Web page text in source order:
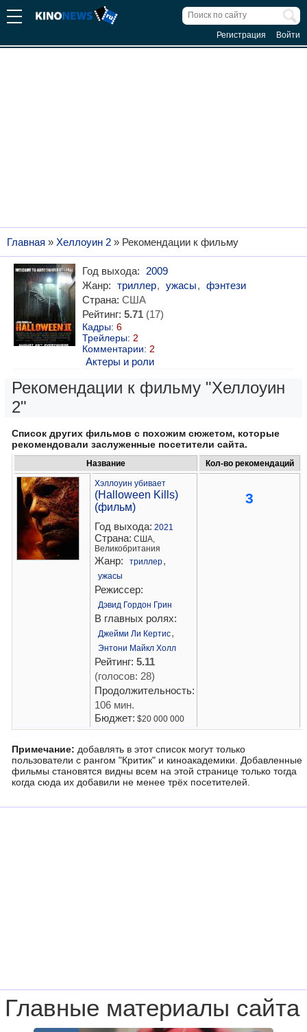
Регистрация Войти
Главная » Хеллоуин 2 » Рекомендации к фильму
Год выхода:
2009
Жанр: триллер, ужасы, фэнтези
Страна: США
Рейтинг: 5.71 (17)
Кадры: 6
Трейлеры: 2
Комментарии: 2
Актеры и роли
Рекомендации к фильму "Хеллоуин
2"
Список других фильмов с похожим сюжетом, которые
рекомендовали заслуженные посетители сайта.
Название Кол-во рекомендаций
Хэллоуин убивает
(Halloween Kills)
(фильм)
Год выхода: 2021
Страна: США,
Великобритания
Жанр: триллер,
ужасы
Режиссер:
Дэвид Гордон Грин
В главных ролях:
Джейми Ли Кертис,
Энтони Майкл Холл
Рейтинг: 5.11
(голосов: 28)
Продолжительность:
106 мин.
Бюджет: $20 000 000
3
Примечание: добавлять в этот список могут только
пользователи с рангом "Критик" и киноакадемики. Добавленные
фильмы становятся видны всем на этой странице только тогда
когда сюда их добавили не менее трёх посетителей.
Главные материалы сайта